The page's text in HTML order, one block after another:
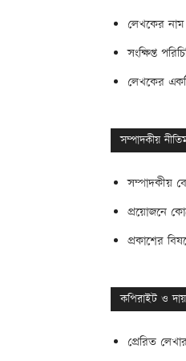
লেখকের নাম
সংক্ষিপ্ত
লেখকের
সম্পাদকীয়
সম্পাদকীয়
প্রয়োজনে
প্রকাশের
কপিরাইট ও
প্রেরিত